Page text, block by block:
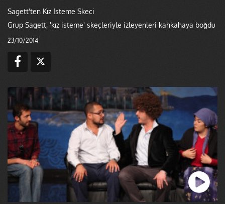
Sagett'ten Kız İsteme Skeci
Grup Sagett, 'kız isteme' skeçleriyle izleyenleri kahkahaya boğdu
23/10/2014